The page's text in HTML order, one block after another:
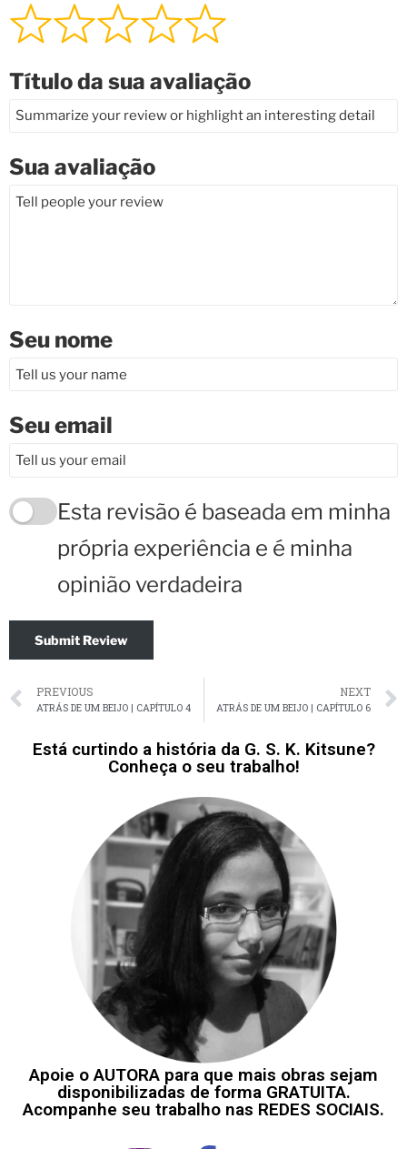
Título da sua avaliação
Sua avaliação
Seu nome
Seu email
Esta revisão é baseada em minha
própria experiência e é minha
opinião verdadeira
Submit Review
PREVIOUS
ATRÁS DE UM BEIJO | CAPÍTULO 4
NEXT
ATRÁS DE UM BEIJO | CAPÍTULO 6
Está curtindo a história da G. S. K. Kitsune?
Conheça o seu trabalho!
Apoie o AUTORA para que mais obras sejam
disponibilizadas de forma GRATUITA.
Acompanhe seu trabalho nas REDES SOCIAIS.